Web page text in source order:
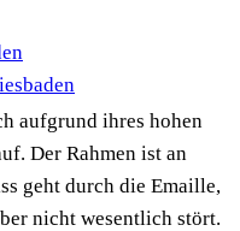
aufgrund ihres hohen
Der Rahmen ist an
geht durch die Emaille,
nicht wesentlich stört.